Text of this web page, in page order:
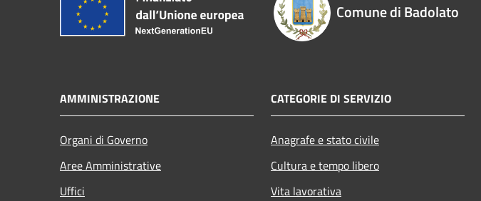
Comune di Badolato
AMMINISTRAZIONE
Organi di Governo
Aree Amministrative
Uffici
CATEGORIE DI SERVIZIO
Anagrafe e stato civile
Cultura e tempo libero
Vita lavorativa